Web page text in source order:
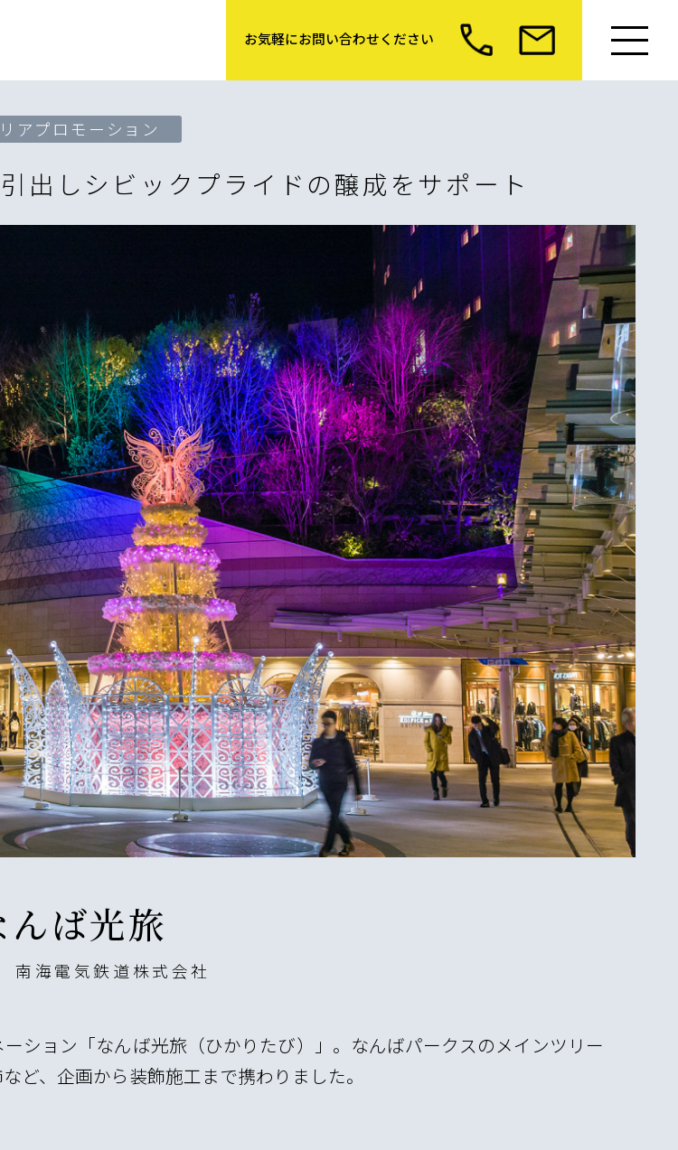
お気軽にお問い合わせください
アプロモーション
出し シビックプライドの醸成をサポート
んば光旅
南海電気鉄道株式会社
ション「なんば光旅（ひかりたび）」。なんばパークスのメインツリー
ど、企画から装飾施工まで携わりました。